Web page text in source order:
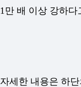
1만 배 이상 강하
자세한 내용은 하